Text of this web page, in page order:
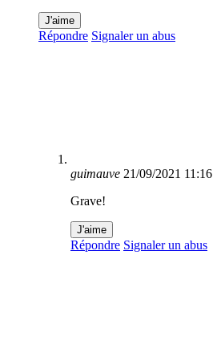
J'aime
Répondre Signaler un abus
guimauve 21/09/2021 11:16
Grave!
J'aime
Répondre Signaler un abus